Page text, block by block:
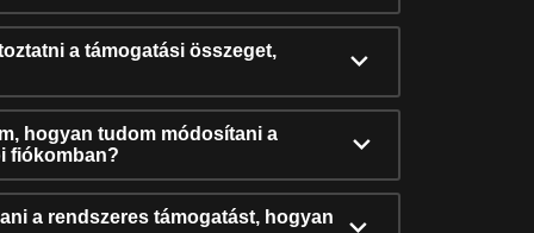
a támogatási összeget,
hogyan tudom módosítani a
fiókomban?
a rendszeres támogatást, hogyan